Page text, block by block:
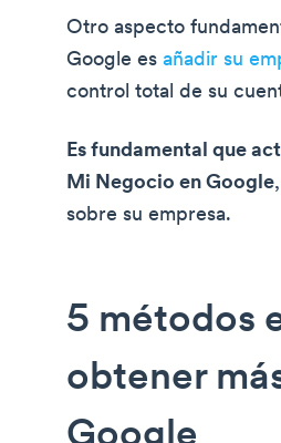
Otro aspecto
Google esañadir su
control total de su
Es fundamental que
Mi Negocio en Google
sobre su empresa.
5 métodos
obtener